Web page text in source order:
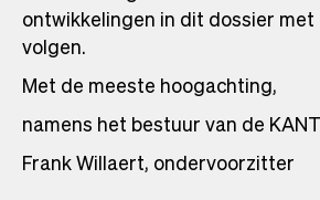
ontwikkelingen in dit dossier
volgen.
Met de meeste hoogachting,
namens het bestuur van de
Frank Willaert, ondervoorzitter